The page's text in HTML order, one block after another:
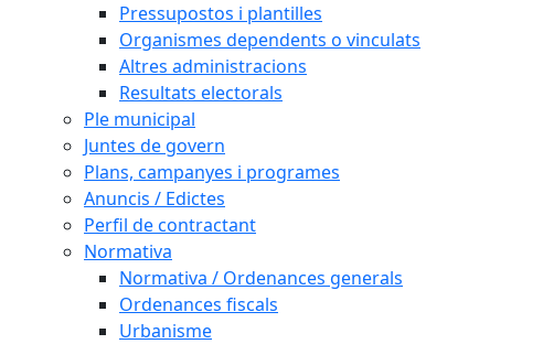
Pressupostos i plantilles
Organismes dependents o vinculats
Altres administracions
Resultats electorals
Ple municipal
Juntes de govern
Plans, campanyes i programes
Anuncis / Edictes
Perfil de contractant
Normativa
Normativa / Ordenances generals
Ordenances fiscals
Urbanisme